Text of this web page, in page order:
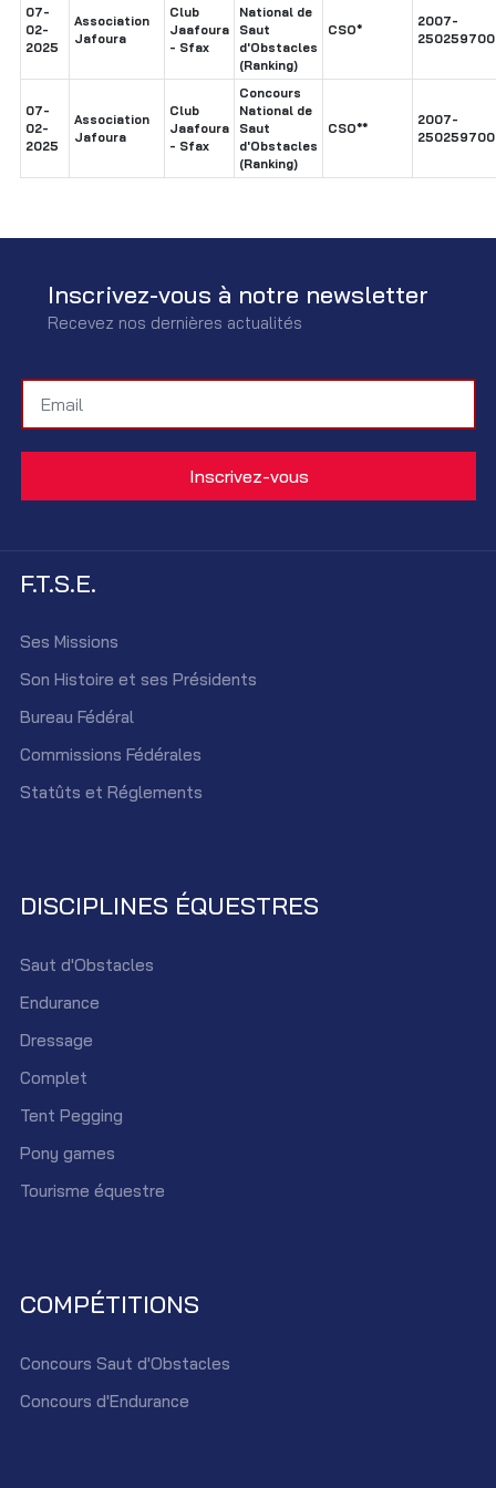
07-
02-
2025
Association
Jafoura
Club
Jaafoura
- Sfax
National de
Saut
d'Obstacles
(Ranking)
CSO*
2007-
07-
02-
2025
Association
Jafoura
Club
Jaafoura
- Sfax
Concours
National de
Saut
d'Obstacles
(Ranking)
CSO**
2007-
Inscrivez-vous à notre newsletter
Recevez nos dernières actualités
F.T.S.E.
Ses Missions
Son Histoire et ses Présidents
Bureau Fédéral
Commissions Fédérales
Statûts et Réglements
DISCIPLINES ÉQUESTRES
Saut d'Obstacles
Endurance
Dressage
Complet
Tent Pegging
Pony games
Tourisme équestre
COMPÉTITIONS
Concours Saut d'Obstacles
Concours d'Endurance